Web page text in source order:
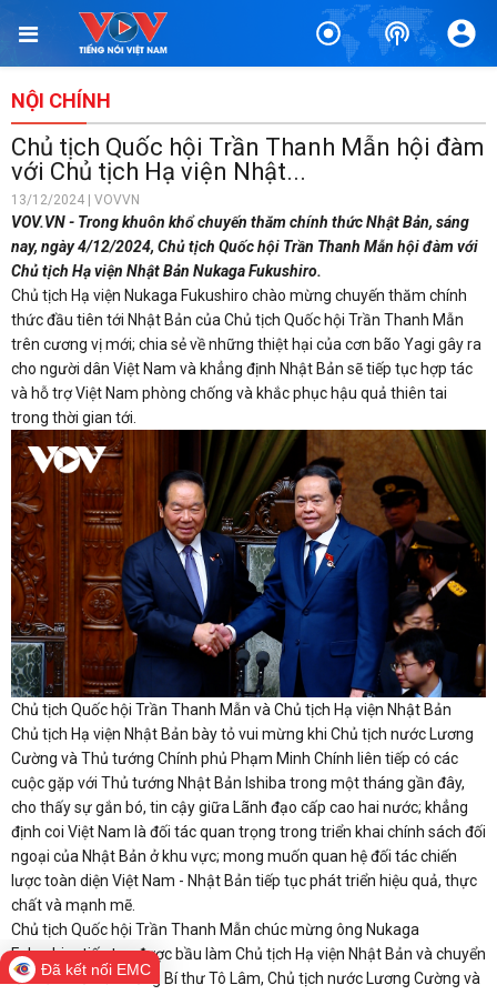
NỘI CHÍNH
Chủ tịch Quốc hội Trần Thanh Mẫn hội đàm
với Chủ tịch Hạ viện Nhật...
13/12/2024 | VOVVN
VOV.VN - Trong khuôn khổ chuyến thăm chính thức Nhật Bản, sáng
nay, ngày 4/12/2024, Chủ tịch Quốc hội Trần Thanh Mẫn hội đàm với
Chủ tịch Hạ viện Nhật Bản Nukaga Fukushiro.
Chủ tịch Hạ viện Nukaga Fukushiro chào mừng chuyến thăm chính
thức đầu tiên tới Nhật Bản của Chủ tịch Quốc hội Trần Thanh Mẫn
trên cương vị mới; chia sẻ về những thiệt hại của cơn bão Yagi gây ra
cho người dân Việt Nam và khẳng định Nhật Bản sẽ tiếp tục hợp tác
và hỗ trợ Việt Nam phòng chống và khắc phục hậu quả thiên tai
trong thời gian tới.
Chủ tịch Quốc hội Trần Thanh Mẫn và Chủ tịch Hạ viện Nhật Bản
Chủ tịch Hạ viện Nhật Bản bày tỏ vui mừng khi Chủ tịch nước Lương
Cường và Thủ tướng Chính phủ Phạm Minh Chính liên tiếp có các
cuộc gặp với Thủ tướng Nhật Bản Ishiba trong một tháng gần đây,
cho thấy sự gắn bó, tin cậy giữa Lãnh đạo cấp cao hai nước; khẳng
định coi Việt Nam là đối tác quan trọng trong triển khai chính sách đối
ngoại của Nhật Bản ở khu vực; mong muốn quan hệ đối tác chiến
lược toàn diện Việt Nam - Nhật Bản tiếp tục phát triển hiệu quả, thực
chất và mạnh mẽ.
Chủ tịch Quốc hội Trần Thanh Mẫn chúc mừng ông Nukaga
Fukushiro tiếp tục được bầu làm Chủ tịch Hạ viện Nhật Bản và chuyển
lời thăm hỏi của Tổng Bí thư Tô Lâm, Chủ tịch nước Lương Cường và
Đã kết nối EMC